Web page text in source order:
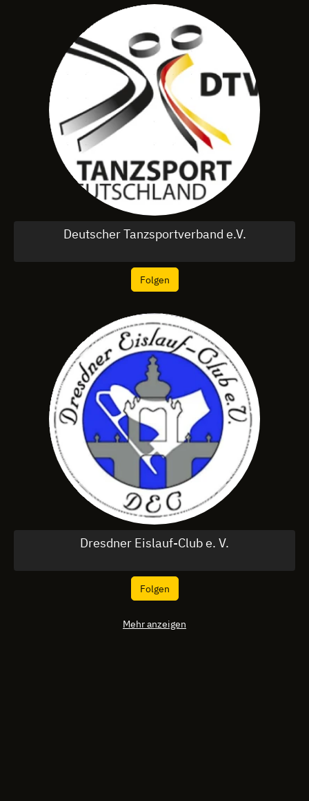
Deutscher Tanzsportverband e.V.
Folgen
Dresdner Eislauf-Club e. V.
Folgen
Mehr anzeigen